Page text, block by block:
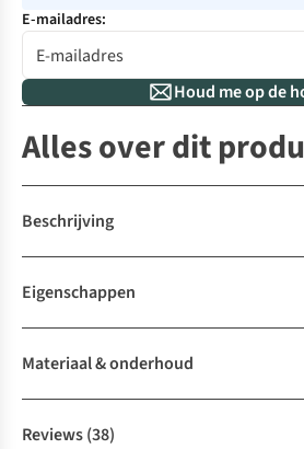
E-mailadres:
Houd me op de
Alles over dit
Beschrijving
Eigenschappen
Materiaal & onderhoud
Reviews(38)